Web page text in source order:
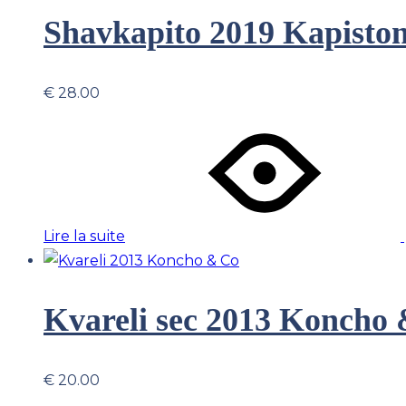
Shavkapito 2019
€ 28.00
Lire la suite
Kvareli sec 2013 Koncho
€ 20.00